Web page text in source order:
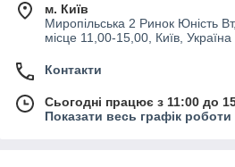
м. Київ
Миропільська 2 Ринок Юність
місце 11,00-15,00, Київ, Україна
Контакти
Сьогодні працює з 11:00 до
Показати весь графік роботи